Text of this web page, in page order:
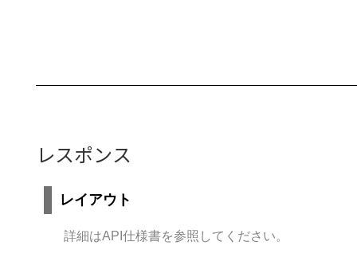
レスポンス
レイアウト
詳細はAPI仕様書を参照してください。